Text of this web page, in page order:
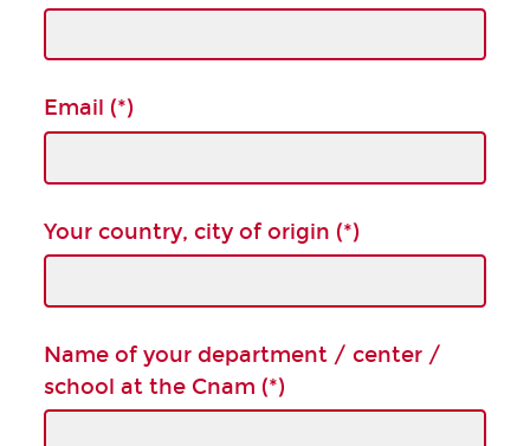
Email (*)
Your country, city of origin (*)
Name of your department / center /
school at the Cnam (*)